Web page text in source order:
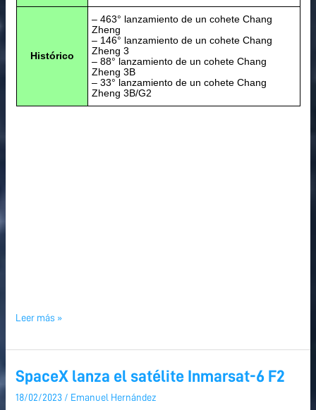
Histórico
– 463° lanzamiento de un cohete Chang
Zheng
– 146° lanzamiento de un cohete Chang
Zheng 3
– 88° lanzamiento de un cohete Chang
Zheng 3B
– 33° lanzamiento de un cohete Chang
Zheng 3B/G2
Leer más »
SpaceX lanza el satélite Inmarsat-6 F2
18/02/2023 / Emanuel Hernández
SpaceX